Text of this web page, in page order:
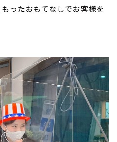
もったおもてなしでお客様を